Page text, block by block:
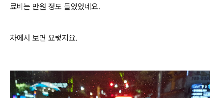
료비는 만원 정도 들었었네요.
차에서 보면 요렇지요.